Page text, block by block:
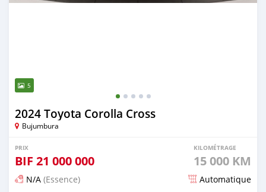
5
2024 Toyota Corolla Cross
Bujumbura
PRIX
BIF 21 000 000
KILOMÉTRAGE
15 000 KM
N/A (Essence) Automatique